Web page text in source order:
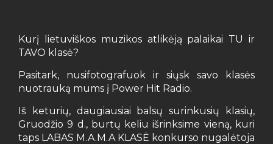
Kurį lietuviškos muzikos atlikėją palaikai TU ir
TAVO klasė?
Pasitark, nusifotografuok ir siųsk savo klasės
nuotrauką mums į Power Hit Radio.
Iš keturių, daugiausiai balsų surinkusių klasių,
Gruodžio 9 d., burtų keliu išrinksime vieną, kuri
taps LABAS M.A.M.A KLASĖ konkurso nugalėtoja